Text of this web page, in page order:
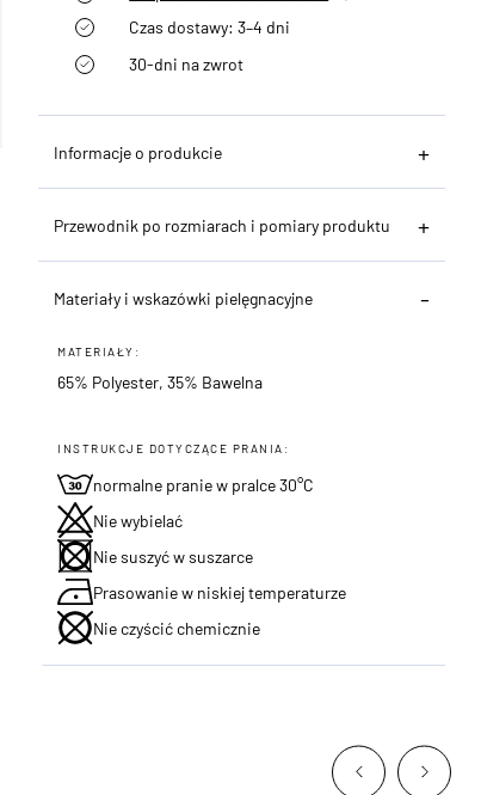
Czas dostawy: 3–4 dni
30-dni na zwrot
Informacje o produkcie
Przewodnik po rozmiarach i pomiary produktu
Materiały i wskazówki pielęgnacyjne
MATERIAŁY:
65% Polyester, 35% Bawelna
INSTRUKCJE DOTYCZĄCE PRANIA:
normalne pranie w pralce 30°C
Nie wybielać
Nie suszyć w suszarce
Prasowanie w niskiej temperaturze
Nie czyścić chemicznie